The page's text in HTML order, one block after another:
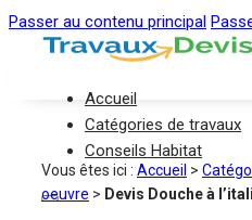
Passer au contenu principal
Accueil
Catégories de travaux
Conseils Habitat
Vous êtes ici : Accueil >
oeuvre > Devis Douche à